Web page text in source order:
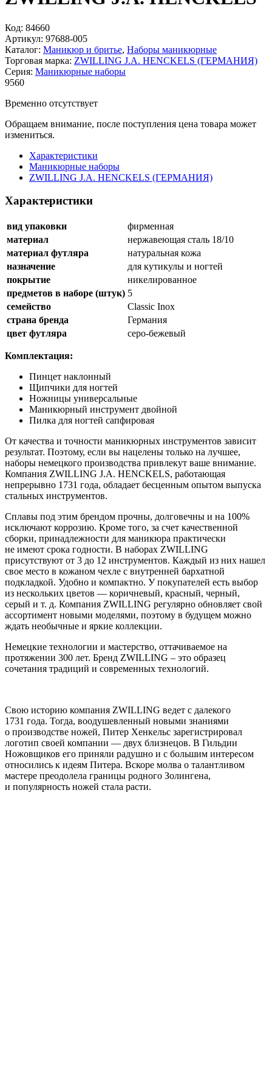
Код: 84660
Артикул: 97688-005
Каталог: Маникюр и бритье, Наборы маникюрные
Торговая марка: ZWILLING J.A. HENCKELS (ГЕРМАНИЯ)
Серия: Маникюрные наборы
9560
Временно отсутствует
Обращаем внимание, после поступления цена товара может
измениться.
Характеристики
Маникюрные наборы
ZWILLING J.A. HENCKELS (ГЕРМАНИЯ)
Характеристики
вид упаковки
фирменная
материал
нержавеющая сталь 18/10
материал футляра
натуральная кожа
назначение
для кутикулы и ногтей
покрытие
никелированное
предметов в наборе (штук) 5
семейство
Classic Inox
страна бренда
Германия
цвет футляра
серо-бежевый
Комплектация:
Пинцет наклонный
Щипчики для ногтей
Ножницы универсальные
Маникюрный инструмент двойной
Пилка для ногтей сапфировая
От качества и точности маникюрных инструментов зависит
результат. Поэтому, если вы нацелены только на лучшее,
наборы немецкого производства привлекут ваше внимание.
Компания ZWILLING J.A. HENCKELS, работающая
непрерывно 1731 года, обладает бесценным опытом выпуска
стальных инструментов.
Сплавы под этим брендом прочны, долговечны и на 100%
исключают коррозию. Кроме того, за счет качественной
сборки, принадлежности для маникюра практически
не имеют срока годности. В наборах ZWILLING
присутствуют от 3 до 12 инструментов. Каждый из них нашел
свое место в кожаном чехле с внутренней бархатной
подкладкой. Удобно и компактно. У покупателей есть выбор
из нескольких цветов — коричневый, красный, черный,
серый и т. д. Компания ZWILLING регулярно обновляет свой
ассортимент новыми моделями, поэтому в будущем можно
ждать необычные и яркие коллекции.
Немецкие технологии и мастерство, оттачиваемое на
протяжении 300 лет. Бренд ZWILLING – это образец
сочетания традиций и современных технологий.
Свою историю компания ZWILLING ведет с далекого
1731 года. Тогда, воодушевленный новыми знаниями
о производстве ножей, Питер Хенкельс зарегистрировал
логотип своей компании — двух близнецов. В Гильдии
Ножовщиков его приняли радушно и с большим интересом
относились к идеям Питера. Вскоре молва о талантливом
мастере преодолела границы родного Золингена,
и популярность ножей стала расти.